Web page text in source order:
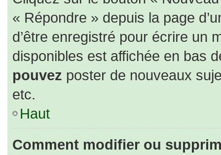
« Répondre » depuis la page
d’être enregistré pour écrire un
disponibles est affichée en bas
pouvez poster de nouveaux
etc.
Haut
Comment modifier ou